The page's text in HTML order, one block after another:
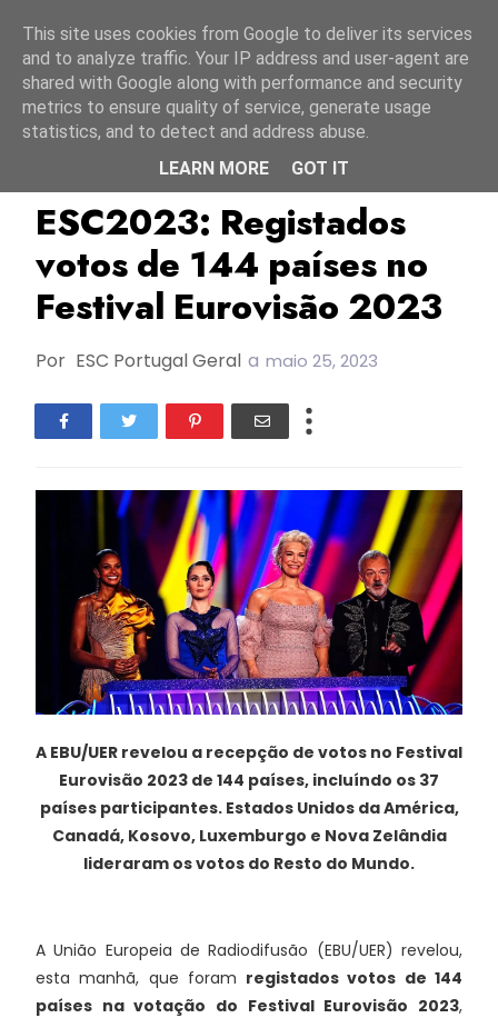
ESC2023 TOP
ESC2023: Registados
votos de 144 países no
Festival Eurovisão 2023
Por ESC Portugal Geral a maio 25, 2023
A EBU/UER revelou a recepção de votos no Festival
Eurovisão 2023 de 144 países, incluíndo os 37
países participantes. Estados Unidos da América,
Canadá, Kosovo, Luxemburgo e Nova Zelândia
lideraram os votos do Resto do Mundo.
A União Europeia de Radiodifusão (EBU/UER) revelou,
esta manhã, que foram registados votos de 144
países na votação do Festival Eurovisão 2023,
This site uses cookies from Google to deliver its services
and to analyze traffic. Your IP address and user-agent are
shared with Google along with performance and security
metrics to ensure quality of service, generate usage
statistics, and to detect and address abuse.
LEARN MORE
GOT IT